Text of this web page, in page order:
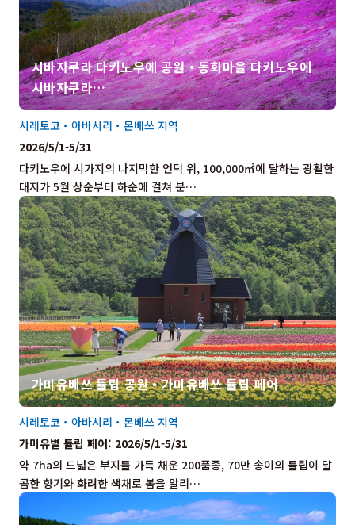
시바자쿠라 다키노우에 공원・동화마을 다키노우에
시바자쿠라…
다키노우에 시가지의 나지막한 언덕 위, 100,000㎡에 달하는 광활한
대지가 5월 상순부터 하순에 걸쳐 분…
시레토코・아바시리・몬베쓰 지역
2026/5/1-5/31
가미유베쓰 튤립 공원・가미유베쓰 튤립 페어
약 7ha의 드넓은 부지를 가득 채운 200품종, 70만 송이의 튤립이 달
콤한 향기와 화려한 색채로 봄을 알리…
시레토코・아바시리・몬베쓰 지역
가미유별 튤립 페어: 2026/5/1-5/31